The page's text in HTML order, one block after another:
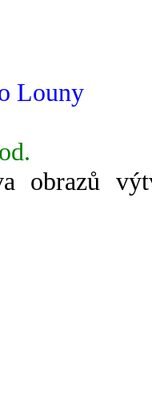
Louny
obrazů